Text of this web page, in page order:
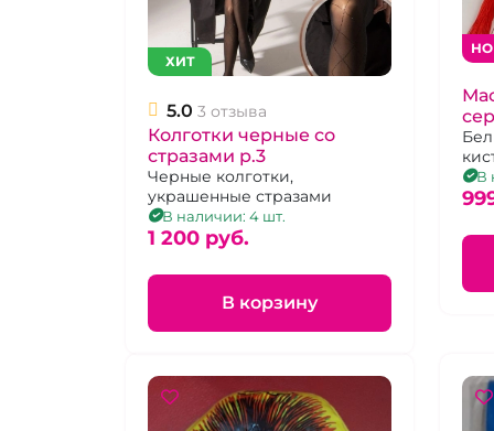
ХИТ
5.0 3 отзыва
Колготки черные со
стразами р.3
Черные колготки,
украшенные стразами
В наличии: 4 шт.
1 200 pуб.
В корзину
В